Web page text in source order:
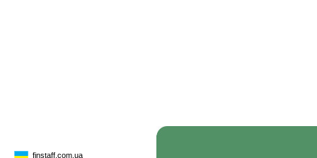
finstaff.com.ua